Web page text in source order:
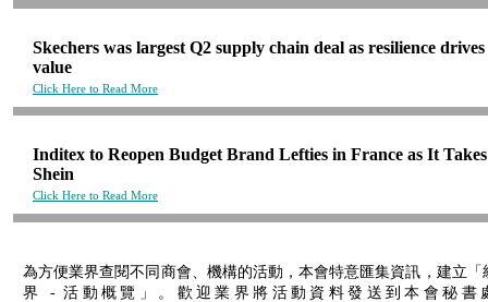
Skechers was largest Q2 supply chain deal as resilience drives
value
Click Here to Read More
Inditex to Reopen Budget Brand Lefties in France as It
Shein
Click Here to Read More
為方便業界查閱不同商會、機構的活動，本會特意匯集資訊，建立「
界 - 活動概覽」。歡迎業界將活動資料發送到本會秘書